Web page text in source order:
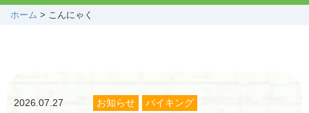
花之江日記
ホーム > こんにゃく
2026.07.27 お知らせ バイキング